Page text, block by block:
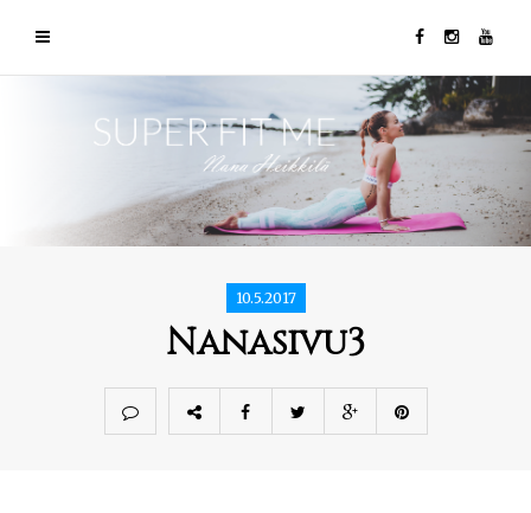
10.5.2017
Nanasivu3